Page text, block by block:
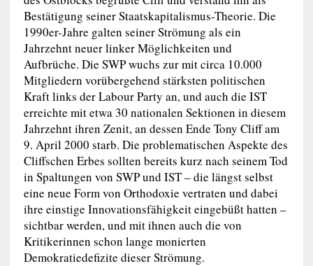
Bestätigung seiner Staatskapitalismus-Theorie. Die
1990er-Jahre galten seiner Strömung als ein
Jahrzehnt neuer linker Möglichkeiten und
Aufbrüche. Die SWP wuchs zur mit circa 10.000
Mitgliedern vorübergehend stärksten politischen
Kraft links der Labour Party an, und auch die IST
erreichte mit etwa 30 nationalen Sektionen in diesem
Jahrzehnt ihren Zenit, an dessen Ende Tony Cliff am
9. April 2000 starb. Die problematischen Aspekte des
Cliffschen Erbes sollten bereits kurz nach seinem Tod
in Spaltungen von SWP und IST – die längst selbst
eine neue Form von Orthodoxie vertraten und dabei
ihre einstige Innovationsfähigkeit eingebüßt hatten –
sichtbar werden, und mit ihnen auch die von
Kritikerinnen schon lange monierten
Demokratiedefizite dieser Strömung.